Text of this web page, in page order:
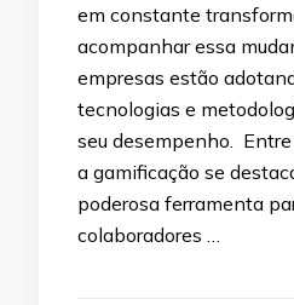
em constante
acompanhar essa
empresas estão
tecnologias e
seu desempenho. Entre
a gamificação se
poderosa ferramenta
colaboradores …